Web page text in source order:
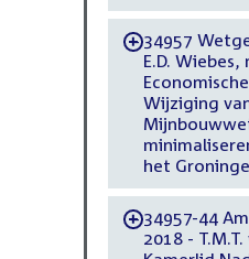
-34957
E.D.
Wijziging
het
-34957-44
2018 -